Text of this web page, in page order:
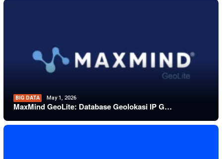
BIG DATA May 1, 2026
MaxMind GeoLite: Database Geolokasi IP G…